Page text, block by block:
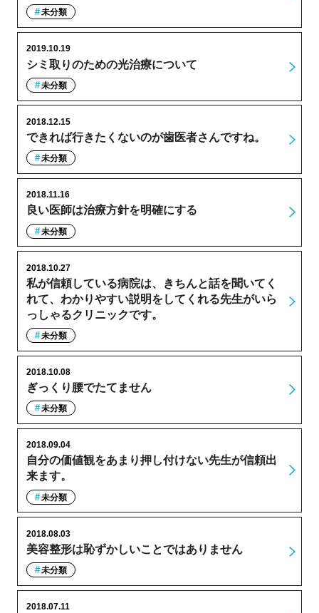
未分類
シミ取りのための光治療について
2019.10.19
未分類
できれば行きたくないのが歯医者さんですね。
2018.12.15
未分類
良い医師は治療方針を明確にする
2018.11.16
未分類
私が信頼している病院は、きちんと話を聞いてく
れて、わかりやすい説明をしてくれる先生がいら
っしゃるクリニックです。
2018.10.27
未分類
ぎっくり腰でたてません
2018.10.08
未分類
自分の価値観をあまり押し付けない先生が信頼出
来ます。
2018.09.04
未分類
美容整形は恥ずかしいことではありません
2018.08.03
未分類
2018.07.11